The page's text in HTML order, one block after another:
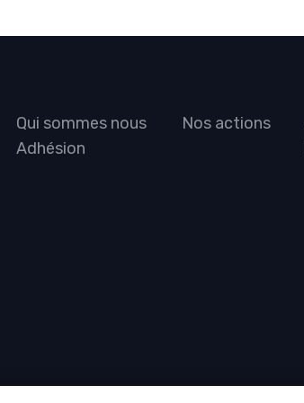
Qui sommes nous Nos actions
Adhésion